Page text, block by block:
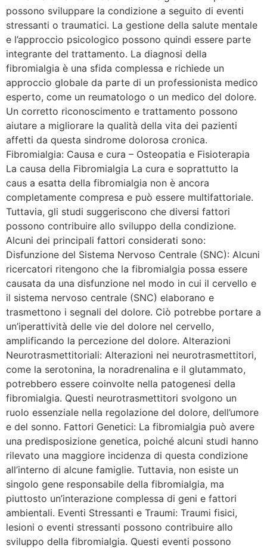
possono sviluppare la condizione a seguito di eventi
stressanti o traumatici. La gestione della salute mentale
e l’approccio psicologico possono quindi essere parte
integrante del trattamento. La diagnosi della
fibromialgia è una sfida complessa e richiede un
approccio globale da parte di un professionista medico
esperto, come un reumatologo o un medico del dolore.
Un corretto riconoscimento e trattamento possono
aiutare a migliorare la qualità della vita dei pazienti
affetti da questa sindrome dolorosa cronica.
Fibromialgia: Causa e cura – Osteopatia e Fisioterapia
La causa della Fibromialgia La cura e soprattutto la
caus a esatta della fibromialgia non è ancora
completamente compresa e può essere multifattoriale.
Tuttavia, gli studi suggeriscono che diversi fattori
possono contribuire allo sviluppo della condizione.
Alcuni dei principali fattori considerati sono:
Disfunzione del Sistema Nervoso Centrale (SNC): Alcuni
ricercatori ritengono che la fibromialgia possa essere
causata da una disfunzione nel modo in cui il cervello e
il sistema nervoso centrale (SNC) elaborano e
trasmettono i segnali del dolore. Ciò potrebbe portare a
un’iperattività delle vie del dolore nel cervello,
amplificando la percezione del dolore. Alterazioni
Neurotrasmettitoriali: Alterazioni nei neurotrasmettitori,
come la serotonina, la noradrenalina e il glutammato,
potrebbero essere coinvolte nella patogenesi della
fibromialgia. Questi neurotrasmettitori svolgono un
ruolo essenziale nella regolazione del dolore, dell’umore
e del sonno. Fattori Genetici: La fibromialgia può avere
una predisposizione genetica, poiché alcuni studi hanno
rilevato una maggiore incidenza di questa condizione
all’interno di alcune famiglie. Tuttavia, non esiste un
singolo gene responsabile della fibromialgia, ma
piuttosto un’interazione complessa di geni e fattori
ambientali. Eventi Stressanti e Traumi: Traumi fisici,
lesioni o eventi stressanti possono contribuire allo
sviluppo della fibromialgia. Questi eventi possono